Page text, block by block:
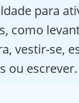
para
como
vestir-se,
ou escrever.